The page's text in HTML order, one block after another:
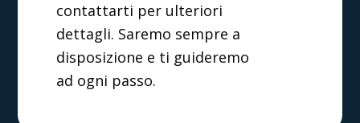
contattarti per ulteriori
dettagli. Saremo sempre a
disposizione e ti guideremo
ad ogni passo.